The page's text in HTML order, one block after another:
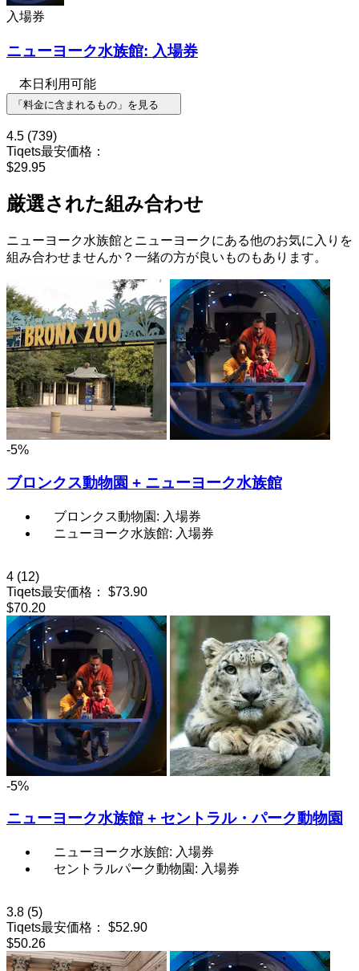
入場券
ニューヨーク水族館: 入場券
本日利用可能
「料金に含まれるもの」を見る
4.5 (739)
Tiqets最安価格：
$29.95
厳選された組み合わせ
ニューヨーク水族館とニューヨークにある他のお気に入りを
組み合わせませんか？一緒の方が良いものもあります。
-5%
ブロンクス動物園 + ニューヨーク水族館
ブロンクス動物園: 入場券
ニューヨーク水族館: 入場券
4 (12)
Tiqets最安価格：
$73.90
$70.20
-5%
ニューヨーク水族館 + セントラル・パーク動物園
ニューヨーク水族館: 入場券
セントラルパーク動物園: 入場券
3.8 (5)
Tiqets最安価格：
$52.90
$50.26